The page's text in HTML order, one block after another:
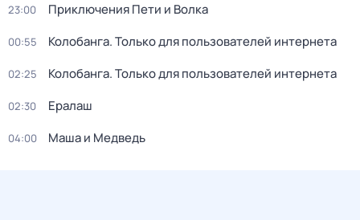
23:00 Приключения Пети и Волка
00:55 Колобанга. Только для пользователей интернета
02:25 Колобанга. Только для пользователей интернета
02:30 Ералаш
04:00 Маша и Медведь